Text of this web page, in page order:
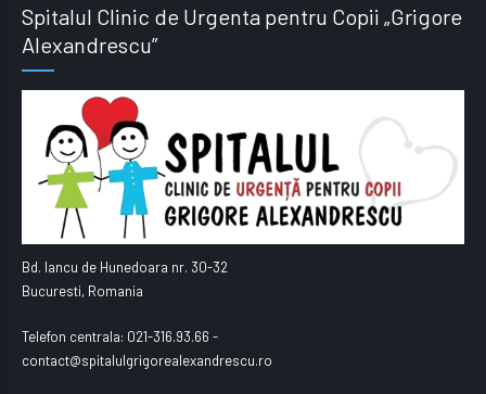
Spitalul Clinic de Urgenta pentru Copii „Grigore
Alexandrescu”
Bd. Iancu de Hunedoara nr. 30-32
Bucuresti, Romania
Telefon centrala: 021-316.93.66 -
contact@spitalulgrigorealexandrescu.ro